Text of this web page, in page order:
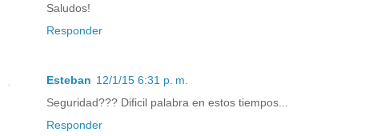
Saludos!
Responder
Esteban 12/1/15 6:31 p. m.
Seguridad??? Dificil palabra en estos tiempos...
Responder